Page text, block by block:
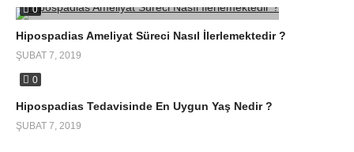
0
Hipospadias Ameliyat Süreci Nasıl İlerlemektedir ?
ŞUBAT 7, 2019
0
Hipospadias Tedavisinde En Uygun Yaş Nedir ?
ŞUBAT 7, 2019